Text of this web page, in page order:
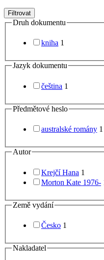
Filtrovat
Druh dokumentu
kniha 1
Jazyk dokumentu
čeština 1
Předmětové heslo
australské romány 1
Autor
Krejčí Hana 1
Morton Kate 1976-
Země vydání
Česko 1
Nakladatel